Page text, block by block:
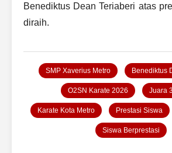
Benediktus Dean Teriaberi atas
diraih.
SMP Xaverius Metro Benediktus
O2SN Karate 2026 Juara
Karate Kota Metro Prestasi Siswa
Siswa Berprestasi